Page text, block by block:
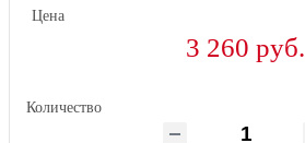
Цена
3 260 руб.
Количество